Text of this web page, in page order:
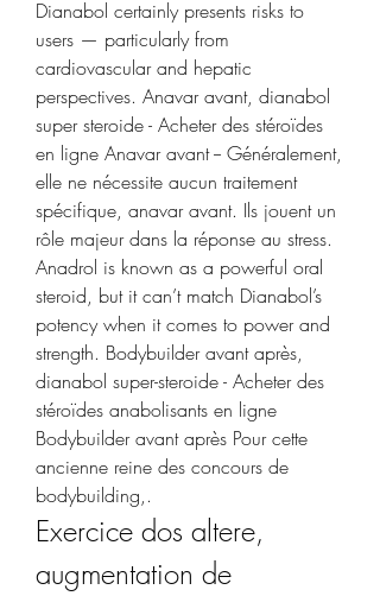
Dianabol certainly presents risks to
users — particularly from
cardiovascular and hepatic
perspectives. Anavar avant, dianabol
super steroide - Acheter des stéroïdes
en ligne Anavar avant -- Généralement,
elle ne nécessite aucun traitement
spécifique, anavar avant. Ils jouent un
rôle majeur dans la réponse au stress.
Anadrol is known as a powerful oral
steroid, but it can’t match Dianabol’s
potency when it comes to power and
strength. Bodybuilder avant après,
dianabol super-steroide - Acheter des
stéroïdes anabolisants en ligne
Bodybuilder avant après Pour cette
ancienne reine des concours de
bodybuilding,.
Exercice dos altere,
augmentation de